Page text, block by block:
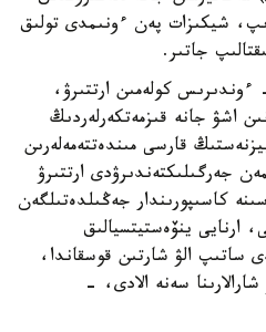
شيكىزات پەن ءونىمدى تولىق
جاتىر.
كولەمىن ارتتىرۋ،
اشۋ جانە قىزمەتكەرلەردىڭ
قارسى مىندەتتەمەلەرىن
جەرگىلىكتەندىرۋدى ارتتىرۋ
كاسىپورىندار جەڭىلدەتىلگەن
ارنايى ينۆەستيتسيالىق
ساتىپ الۋ شارتىن قوسقاندا،
سەنە الادى، -